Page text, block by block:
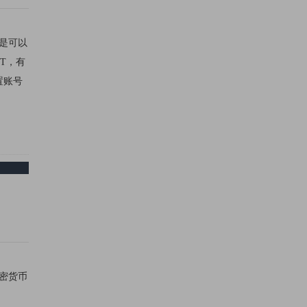
可以
，有
账号
货币